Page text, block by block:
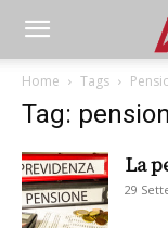
Home Tags
Tag:
La
29